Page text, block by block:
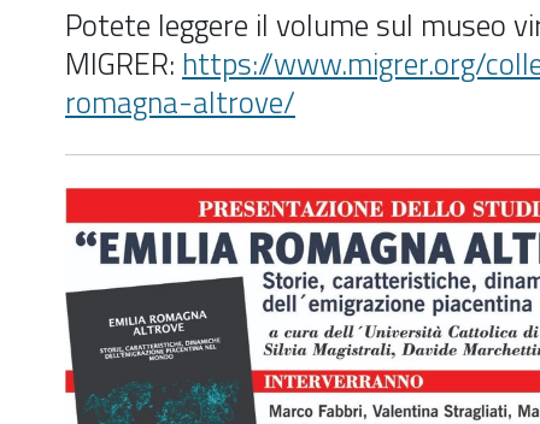
Potete leggere il volume sul museo
MIGRER: https://www.migrer.org/
romagna-altrove/